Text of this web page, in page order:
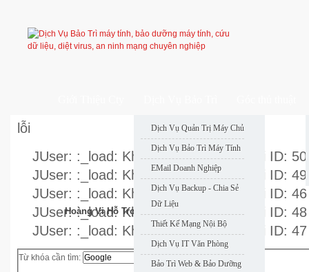
Dịch Vụ Quản Trị Máy Chủ
Dịch Vụ Bảo Trì Máy Tính
EMail Doanh Nghiệp
Dịch Vụ Backup - Chia Sẻ
Dữ Liệu
Thiết Kế Mạng Nội Bộ
Dịch Vụ IT Văn Phòng
Bảo Trì Web & Bảo Dưỡng
lỗi
JUser: :_load: Không thể nạp user với ID: 50
JUser: :_load: Không thể nạp user với ID: 49
JUser: :_load: Không thể nạp user với ID: 46
JUser: :_load: Không thể nạp user với ID: 48
JUser: :_load: Không thể nạp user với ID: 47
Từ khóa cần tìm:
Hoàng Vi Hỗ Trợ Nhanh